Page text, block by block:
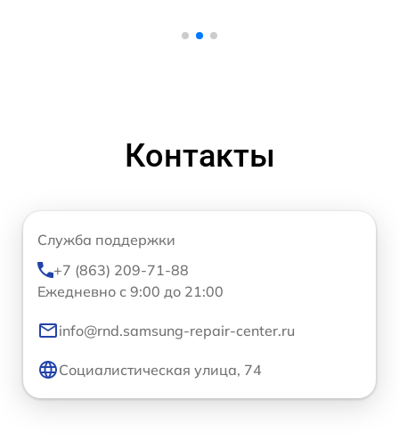
Контакты
Служба поддержки
+7 (863) 209-71-88
Ежедневно с 9:00 до 21:00
info@rnd.samsung-repair-center.ru
Социалистическая улица, 74